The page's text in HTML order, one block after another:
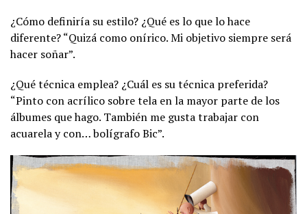
¿Cómo definiría su estilo? ¿Qué es lo que lo hace
diferente? “Quizá como onírico. Mi objetivo siempre será
hacer soñar”.
¿Qué técnica emplea? ¿Cuál es su técnica preferida?
“Pinto con acrílico sobre tela en la mayor parte de los
álbumes que hago. También me gusta trabajar con
acuarela y con… bolígrafo Bic”.